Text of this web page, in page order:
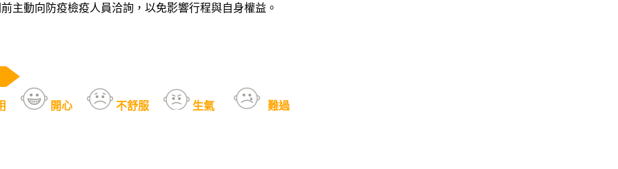
主動向防疫檢疫人員洽詢，以免影響行程與自身權益。
開心 不舒服 生氣 難過